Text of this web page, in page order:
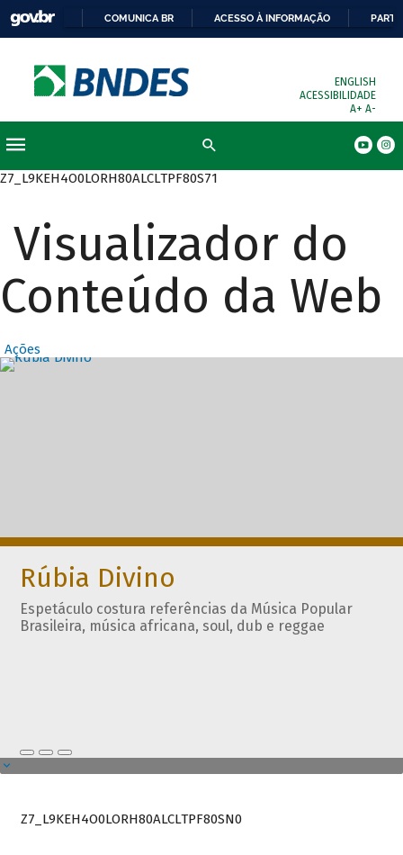
COMUNICA BR ACESSO À INFORMAÇÃO
ENGLISH
ACESSIBILIDADE
A+ A-
Z7_L9KEH4O0LORH80ALCLTPF80S71
Visualizador do
Conteúdo da Web
Ações
Destaques
Rúbia Divino
Espetáculo costura referências da Música Popular
Brasileira, música africana, soul, dub e reggae
Z7_L9KEH4O0LORH80ALCLTPF80SN0